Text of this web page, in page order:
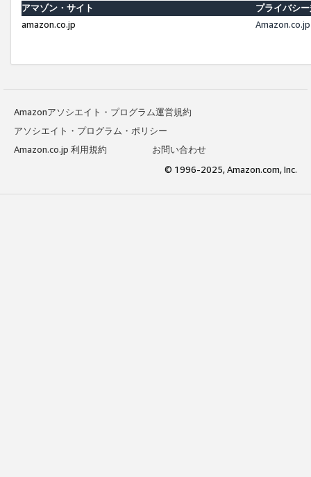
アマゾン・サイト
プライバシ
amazon.co.jp
Amazonアソシエイト・プログラム運営規約
アソシエイト・プログラム・ポリシー
Amazon.co.jp 利用規約
お問い合わせ
© 1996-2025, Amazon.com, Inc.